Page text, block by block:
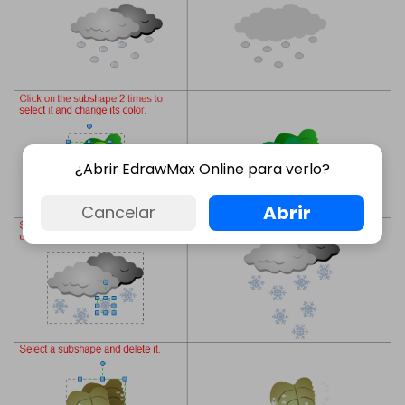
¿Abrir EdrawMax Online para verlo?
Cancelar Abrir